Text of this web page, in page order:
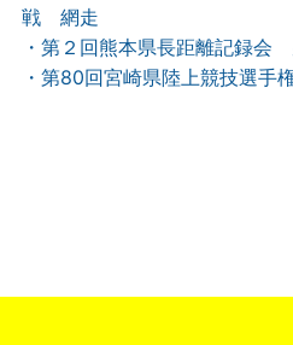
戦 網走
・第２回熊本県長距離記録
・第80回宮崎県陸上競技選